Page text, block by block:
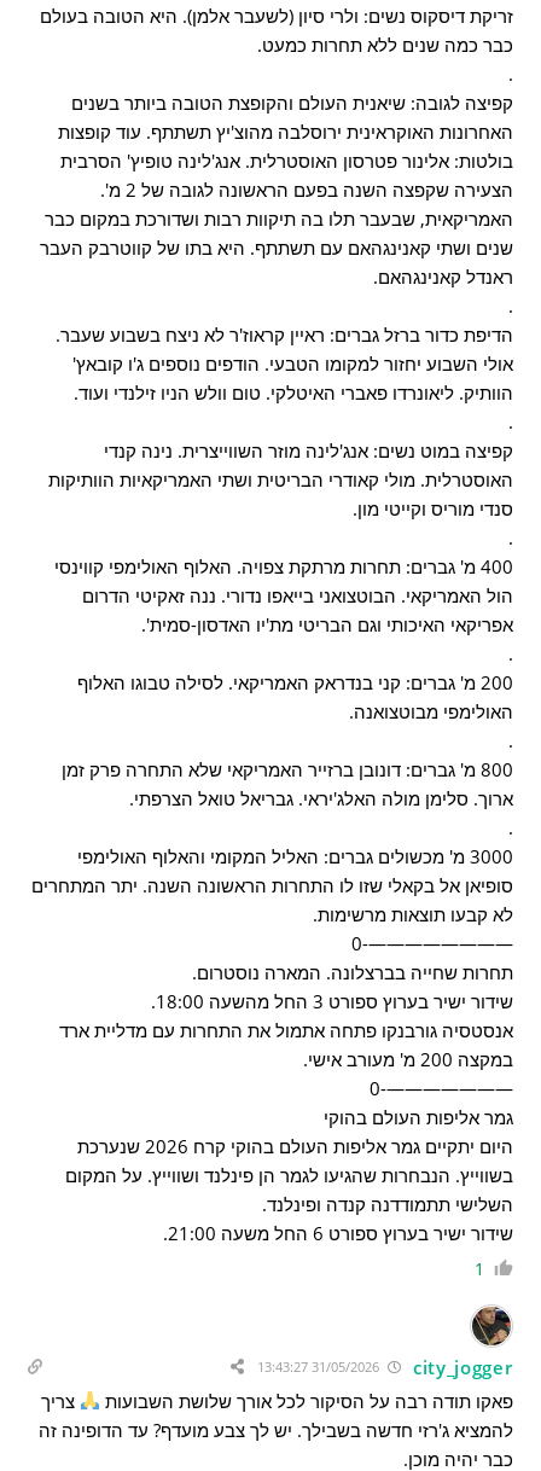
זריקת דיסקוס נשים: ולרי סיון (לשעבר אלמן). היא הטובה בעולם
כבר כמה שנים ללא תחרות כמעט.
.
קפיצה לגובה: שיאנית העולם והקופצת הטובה ביותר בשנים
האחרונות האוקראינית ירוסלבה מהוצ'יץ תשתתף. עוד קופצות
בולטות: אלינור פטרסון האוסטרלית. אנג'לינה טופיץ' הסרבית
הצעירה שקפצה השנה בפעם הראשונה לגובה של 2 מ'.
האמריקאית, שבעבר תלו בה תיקוות רבות ושדורכת במקום כבר
שנים ושתי קאנינגהאם עם תשתתף. היא בתו של קווטרבק העבר
ראנדל קאנינגהאם.
.
הדיפת כדור ברזל גברים: ראיין קראוז'ר לא ניצח בשבוע שעבר.
אולי השבוע יחזור למקומו הטבעי. הודפים נוספים ג'ו קובאץ'
הוותיק. ליאונרדו פאברי האיטלקי. טום וולש הניו זילנדי ועוד.
.
קפיצה במוט נשים: אנג'לינה מוזר השווייצרית. נינה קנדי
האוסטרלית. מולי קאודרי הבריטית ושתי האמריקאיות הוותיקות
סנדי מוריס וקייטי מון.
.
400 מ' גברים: תחרות מרתקת צפויה. האלוף האולימפי קווינסי
הול האמריקאי. הבוטצואני בייאפו נדורי. ננה זאקיטי הדרום
אפריקאי האיכותי וגם הבריטי מת'יו האדסון-סמית'.
.
200 מ' גברים: קני בנדראק האמריקאי. לסילה טבוגו האלוף
האולימפי מבוטצואנה.
.
800 מ' גברים: דונובן ברזייר האמריקאי שלא התחרה פרק זמן
ארוך. סלימן מולה האלג'יראי. גבריאל טואל הצרפתי.
.
3000 מ' מכשולים גברים: האליל המקומי והאלוף האולימפי
סופיאן אל בקאלי שזו לו התחרות הראשונה השנה. יתר המתחרים
לא קבעו תוצאות מרשימות.
————————-0
תחרות שחייה בברצלונה. המארה נוסטרום.
שידור ישיר בערוץ ספורט 3 החל מהשעה 18:00.
אנסטסיה גורבנקו פתחה אתמול את התחרות עם מדליית ארד
במקצה 200 מ' מעורב אישי.
———————-0
גמר אליפות העולם בהוקי
היום יתקיים גמר אליפות העולם בהוקי קרח 2026 שנערכת
בשווייץ. הנבחרות שהגיעו לגמר הן פינלנד ושווייץ. על המקום
השלישי תתמודדנה קנדה ופינלנד.
שידור ישיר בערוץ ספורט 6 החל משעה 21:00.
1
city_jogger
31/05/2026 13:43:27
פאקו תודה רבה על הסיקור לכל אורך שלושת השבועות
צריך
להמציא ג'רזי חדשה בשבילך. יש לך צבע מועדף? עד הדופינה זה
כבר יהיה מוכן.